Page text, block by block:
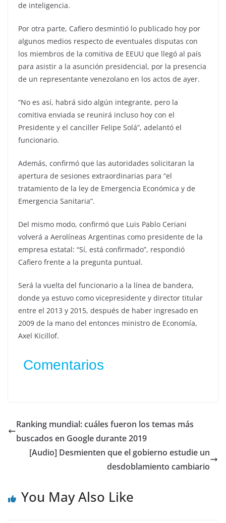
de inteligencia.
Por otra parte, Cafiero desmintió lo publicado hoy por
algunos medios respecto de eventuales disputas con
los miembros de la comitiva de EEUU que llegó al país
para asistir a la asunción presidencial, por la presencia
de un representante venezolano en los actos de ayer.
“No es así, habrá sido algún integrante, pero la
comitiva enviada se reunirá incluso hoy con el
Presidente y el canciller Felipe Solá”, adelantó el
funcionario.
Además, confirmó que las autoridades solicitaran la
apertura de sesiones extraordinarias para “el
tratamiento de la ley de Emergencia Económica y de
Emergencia Sanitaria”.
Del mismo modo, confirmó que Luis Pablo Ceriani
volverá a Aerolíneas Argentinas como presidente de la
empresa estatal: “Sí, está confirmado”, respondió
Cafiero frente a la pregunta puntual.
Será la vuelta del funcionario a la línea de bandera,
donde ya estuvo como vicepresidente y director titular
entre el 2013 y 2015, después de haber ingresado en
2009 de la mano del entonces ministro de Economía,
Axel Kicillof.
Comentarios
Ranking mundial: cuáles fueron los temas más
buscados en Google durante 2019
[Audio] Desmienten que el gobierno estudie un
desdoblamiento cambiario
You May Also Like